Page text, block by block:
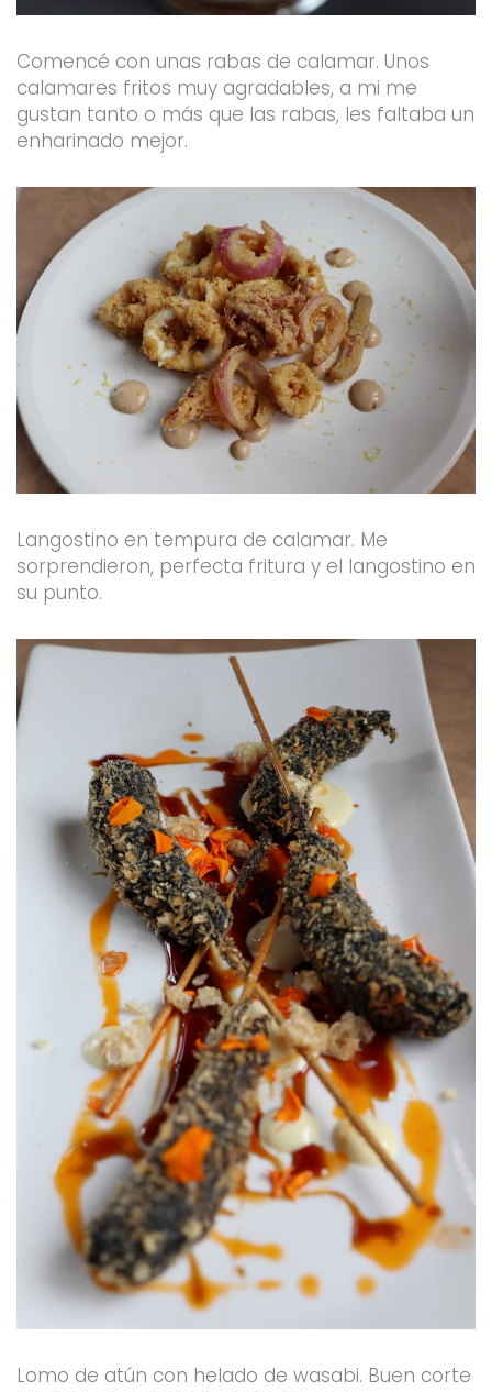
Comencé con unas rabas de calamar. Unos
calamares fritos muy agradables, a mi me
gustan tanto o más que las rabas, les faltaba un
enharinado mejor.
Langostino en tempura de calamar. Me
sorprendieron, perfecta fritura y el langostino en
su punto.
Lomo de atún con helado de wasabi. Buen corte